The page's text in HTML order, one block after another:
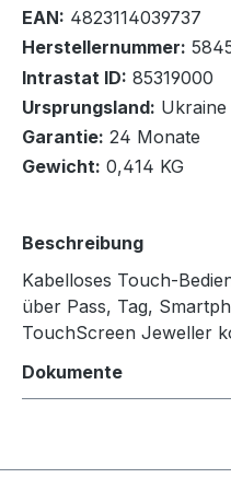
In den Warenkorb
EAN: 4823114039737
Herstellernummer:
Intrastat ID: 85319000
Ursprungsland: Ukraine
Garantie: 24 Monate
Gewicht: 0,414 KG
Beschreibung
Kabelloses Touch-
über Pass, Tag,
TouchScreen Jeweller
Dokumente